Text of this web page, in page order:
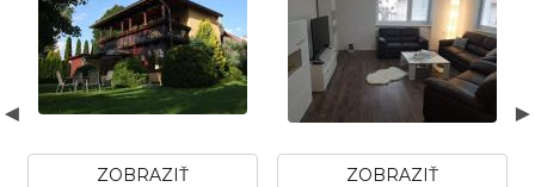
ZOBRAZIŤ ZOBRAZIŤ